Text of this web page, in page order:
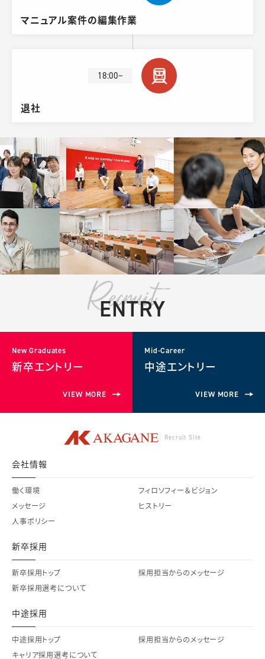
マニュアル案件の編集作業
18:00~
退社
ENTRY
New Graduates
新卒エントリー
VIEW MORE
Mid-Career
中途エントリー
VIEW MORE
Recruit Site
会社情報
働く環境
フィロソフィー＆ビジョン
メッセージ
ヒストリー
人事ポリシー
新卒採用
新卒採用トップ
採用担当からのメッセージ
新卒採用選考について
中途採用
中途採用トップ
採用担当からのメッセージ
キャリア採用選考について